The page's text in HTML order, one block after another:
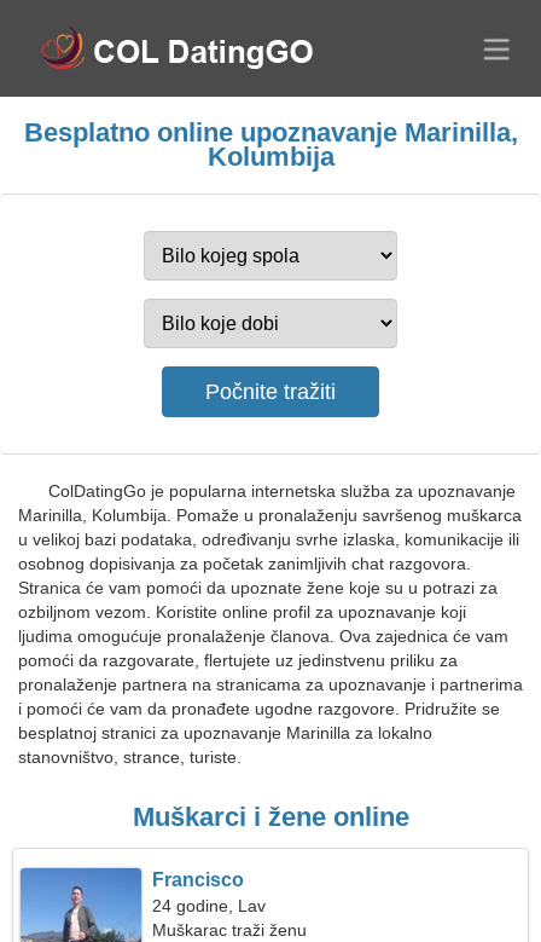
Besplatno online upoznavanje Marinilla,
Kolumbija
ColDatingGo je popularna internetska služba za upoznavanje
Marinilla, Kolumbija. Pomaže u pronalaženju savršenog muškarca
u velikoj bazi podataka, određivanju svrhe izlaska, komunikacije ili
osobnog dopisivanja za početak zanimljivih chat razgovora.
Stranica će vam pomoći da upoznate žene koje su u potrazi za
ozbiljnom vezom. Koristite online profil za upoznavanje koji
ljudima omogućuje pronalaženje članova. Ova zajednica će vam
pomoći da razgovarate, flertujete uz jedinstvenu priliku za
pronalaženje partnera na stranicama za upoznavanje i partnerima
i pomoći će vam da pronađete ugodne razgovore. Pridružite se
besplatnoj stranici za upoznavanje Marinilla za lokalno
stanovništvo, strance, turiste.
Muškarci i žene online
Francisco
24 godine, Lav
Muškarac traži ženu